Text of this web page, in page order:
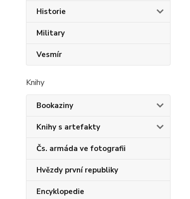
Historie
Military
Vesmír
Knihy
Bookaziny
Knihy s artefakty
Čs. armáda ve fotografii
Hvězdy první republiky
Encyklopedie